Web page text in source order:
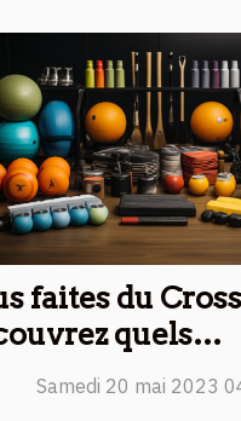
faites du
quels
choisir
Samedi 20 mai 2023